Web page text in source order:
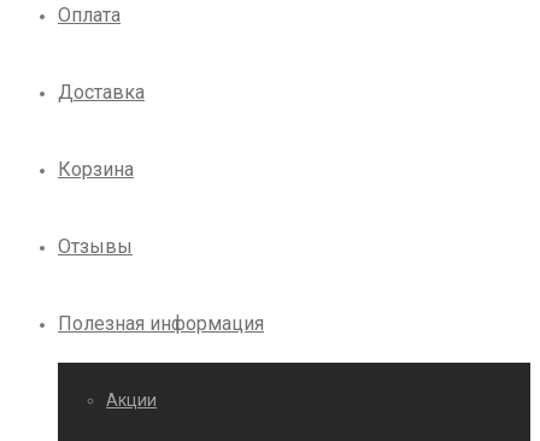
Оплата
Доставка
Корзина
Отзывы
Полезная информация
Акции